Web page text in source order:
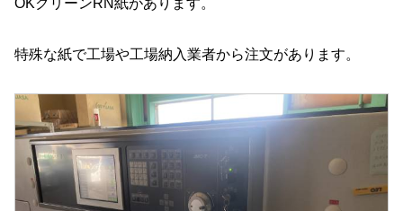
OKクリーンRN紙があります。
特殊な紙で工場や工場納入業者から注文があります。